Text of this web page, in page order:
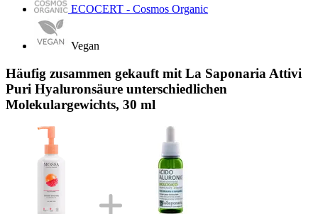
ECOCERT - Cosmos Organic
Vegan
Häufig zusammen gekauft mit La Saponaria Attivi
Puri Hyaluronsäure unterschiedlichen
Molekulargewichts, 30 ml